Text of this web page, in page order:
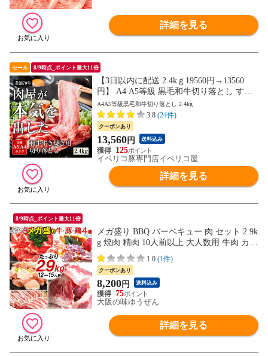
詳細を見る
セール 8/9時点_ポイント最大11倍
【3日以内に配送 2.4kｇ19560円→13560
円】 A4 A5等級 黒毛和牛切り落とし すき
焼き 送料無料 牛肉 和牛 冷凍 大容量
A4A5等級黒毛和牛切り落とし 2.4kg
3.8 (24件)
クーポンあり
13,560円 送料込み
125
イベリコ豚専門店イベリコ屋
詳細を見る
8/9時点_ポイント最大11倍
メガ盛り BBQ バーベキュー 肉 セット 2.9k
g 焼肉 精肉 10人前以上 大人数用 牛肉 カル
ビ・豚肩ロース・豚バラ・鶏もものお肉4
種＋お肉屋さんのタレ2本付き 送料無料 B
BQ食材 セット 焼き肉
1.0 (1件)
クーポンあり
8,200円 送料込み
75
大阪の味ゆうぜん
詳細を見る